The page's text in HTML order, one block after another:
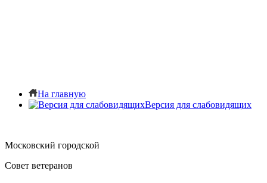
На главную
Версия для слабовидящих
Московский городской
Совет ветеранов